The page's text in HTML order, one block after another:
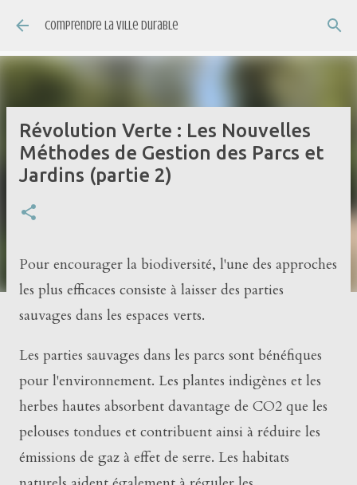
Accéder au contenu principal
Comprendre la ville durable
Révolution Verte : Les Nouvelles
Méthodes de Gestion des Parcs et
Jardins (partie 2)
Pour encourager la biodiversité, l'une des approches
les plus efficaces consiste à laisser des parties
sauvages dans les espaces verts.
Les parties sauvages dans les parcs sont bénéfiques
pour l'environnement. Les plantes indigènes et les
herbes hautes absorbent davantage de CO2 que les
pelouses tondues et contribuent ainsi à réduire les
émissions de gaz à effet de serre. Les habitats